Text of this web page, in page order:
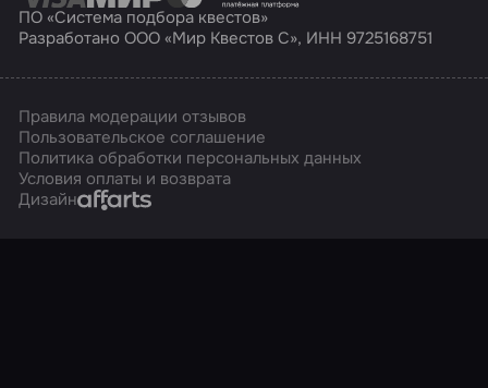
ПО «Система подбора квестов»
Разработано ООО «Мир Квестов С», ИНН 9725168751
Правила модерации отзывов
Пользовательское соглашение
Политика обработки персональных данных
Условия оплаты и возврата
ДизайнAffarts